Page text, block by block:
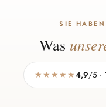
SIE
Was
★★★★★4,9/5 ·